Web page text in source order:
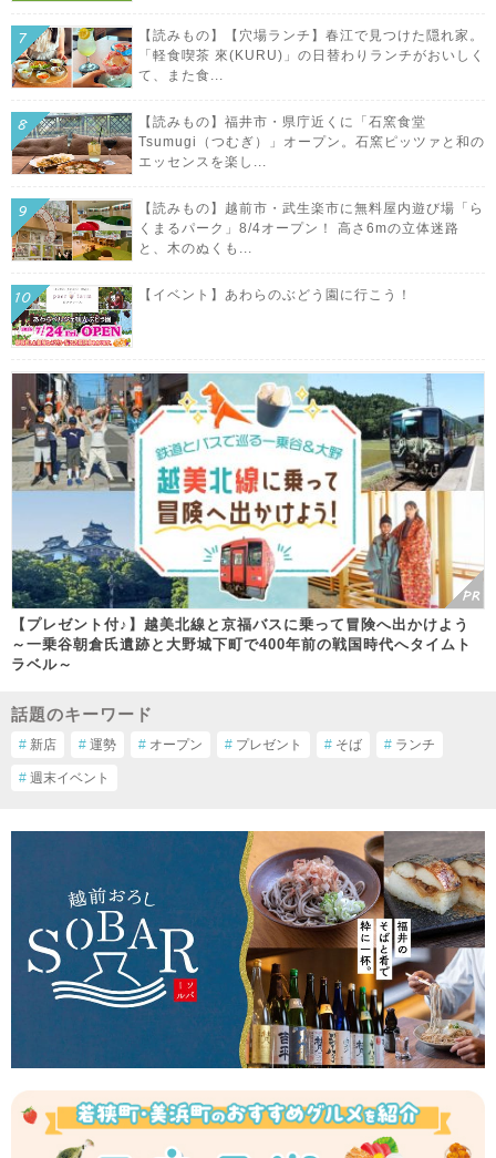
【読みもの】【穴場ランチ】春江で見つけた隠れ家。
「軽食喫茶 來(KURU)」の日替わりランチがおいしく
て、また食...
【読みもの】福井市・県庁近くに「石窯食堂
Tsumugi（つむぎ）」オープン。石窯ピッツァと和の
エッセンスを楽し...
【読みもの】越前市・武生楽市に無料屋内遊び場「ら
くまるパーク」8/4オープン！ 高さ6mの立体迷路
と、木のぬくも...
【イベント】あわらのぶどう園に行こう！
【プレゼント付♪】越美北線と京福バスに乗って冒険へ出かけよう
～一乗谷朝倉氏遺跡と大野城下町で400年前の戦国時代へタイムト
ラベル～
話題のキーワード
# 新店 # 運勢 # オープン # プレゼント # そば # ランチ
# 週末イベント